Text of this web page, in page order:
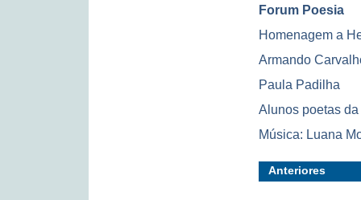
Forum Poesia
Homenagem a
Armando
Paula Padilha
Alunos poetas
Música: Luana
Anteriores